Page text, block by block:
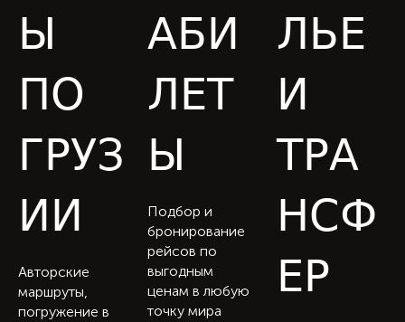
Ы
ПО
ГРУЗ
ИИ
Авторские
маршруты,
погружение в
АБИ
ЛЕТ
Ы
Подбор и
бронирование
рейсов по
выгодным
ценам в любую
точку мира
ЛЬЕ
И
ТРА
НСФ
ЕР